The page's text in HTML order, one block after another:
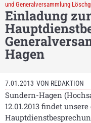
und Generalversammlung
Einladung zur
Hagen
7.01.2013 VON REDAKTION
Sundern-Hagen
12.01.2013 findet